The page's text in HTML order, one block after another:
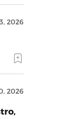
2026
2026